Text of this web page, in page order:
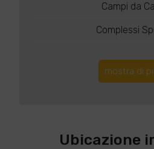
Campi da
Complessi
mostra di
Ubicazione